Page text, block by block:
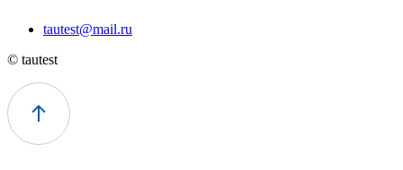
tautest@mail.ru
© tautest